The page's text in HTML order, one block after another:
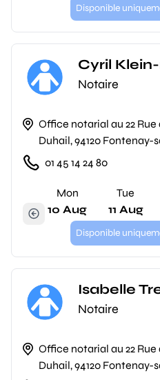
Disponible
Cyril
Notaire
Office notarial au 22
Duhail, 94120 Fontenay-
01 45 14 24 80
Mon
10 Aug
Tue
11 Aug
Disponible
Isabelle
Notaire
Office notarial au 22
Duhail, 94120 Fontenay-